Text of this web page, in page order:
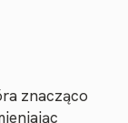
znacząco